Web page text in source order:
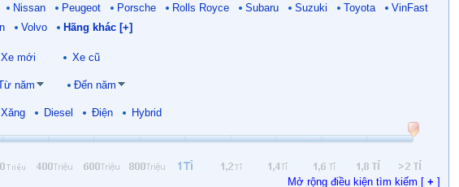
Nissan Peugeot Porsche Rolls Royce Subaru Suzuki Toyota
VinFast
Volvo Hãng khác [+]
Xe mới Xe cũ
năm Đến năm
Xăng Diesel Điện Hybrid
Mở rộng điều kiện tìm kiếm [ + ]